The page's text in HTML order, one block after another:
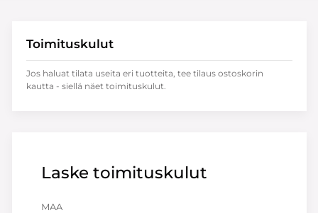
Laske toimituskulut
MAA
Toimituskulut
Jos haluat tilata useita eri tuotteita, tee tilaus ostoskorin
kautta - siellä näet toimituskulut.